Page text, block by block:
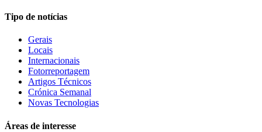
Tipo de notícias
Gerais
Locais
Internacionais
Fotorreportagem
Artigos Técnicos
Crónica Semanal
Novas Tecnologias
Áreas de interesse